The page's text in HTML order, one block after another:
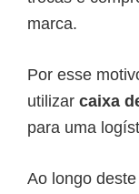
marca.
Por esse
utilizar caixa
para uma
Ao longo